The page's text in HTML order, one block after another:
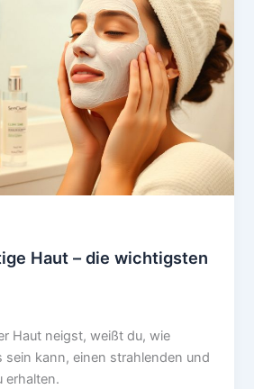
Haut – die wichtigsten
Haut neigst, weißt du, wie
sein kann, einen strahlenden und
erhalten.